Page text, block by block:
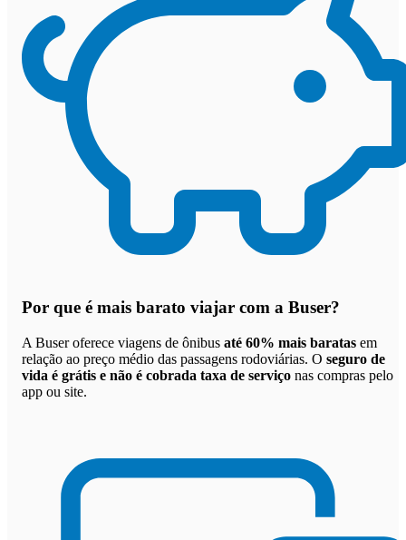
Por que é mais barato viajar com a Buser?
A Buser oferece viagens de ônibus até 60% mais baratas em
relação ao preço médio das passagens rodoviárias. O seguro de
vida é grátis e não é cobrada taxa de serviço nas compras pelo
app ou site.